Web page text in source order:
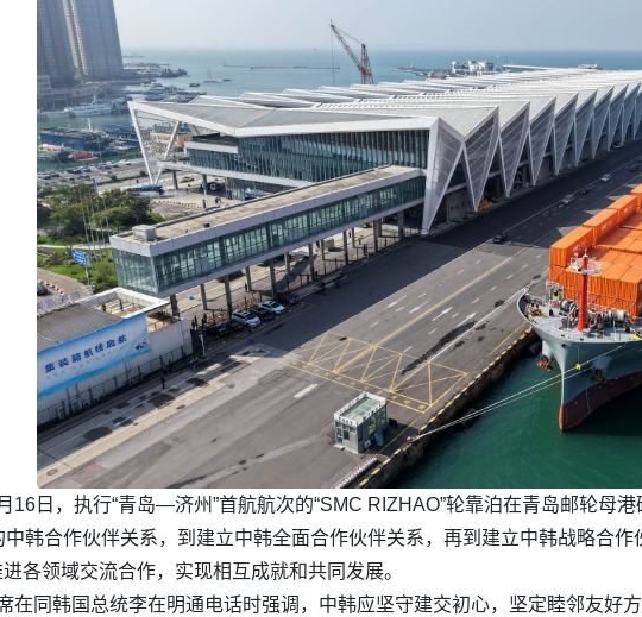
16日，执行“青岛—济州”首航航次的“SMC RIZHAO”轮靠泊在青岛邮轮母
中韩合作伙伴关系，到建立中韩全面合作伙伴关系，再到建立中韩战略合
各领域交流合作，实现相互成就和共同发展。
在同韩国总统李在明通电话时强调，中韩应坚守建交初心，坚定睦邻友好